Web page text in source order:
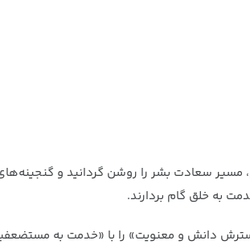
سعادت بشر را روشن گردانید و
به خلق گام بردارند.
دانش و معنویت» را با «خدمت به